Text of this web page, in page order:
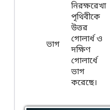
ভাগ
নিরক্ষরেখা
পৃথিবীকে
উত্তর
গোলার্ধ ও
দক্ষিণ
গোলার্ধে
ভাগ
করেছে।